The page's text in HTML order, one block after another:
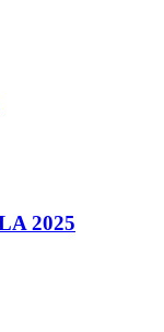
2025